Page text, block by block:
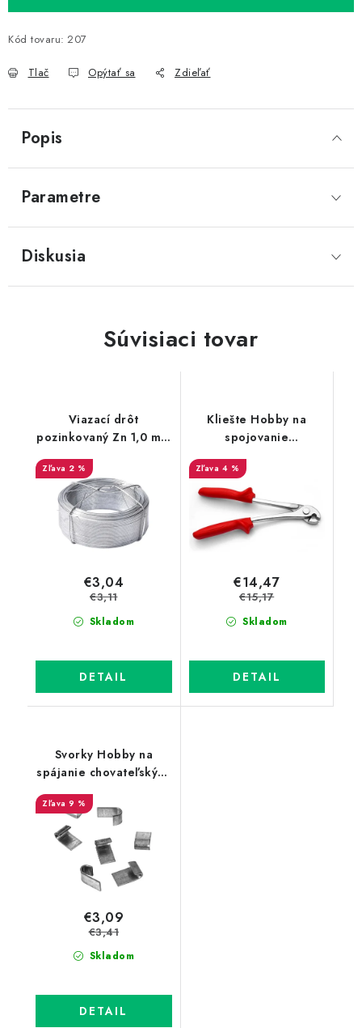
Kód tovaru: 207
Tlač Opýtať sa Zdieľať
Popis
Parametre
Diskusia
Súvisiaci tovar
Viazací drôt
pozinkovaný Zn 1,0 mm
v drôtenom obale,
dĺžka 100 m
2 %
Skladom
€3,04
€3,11
DETAIL
Kliešte Hobby na
spojovanie
zvarovaných sietí
4 %
Skladom
€14,47
€15,17
DETAIL
Svorky Hobby na
spájanie chovateľských
9 %
Skladom
€3,09
€3,41
DETAIL